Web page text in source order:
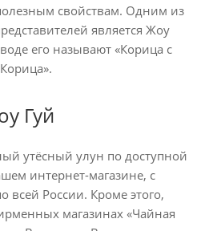
свойствам. Одним из
является Жоу
его называют «Корица с
Гуй
утёсный улун по доступной
интернет-магазине, с
всей России. Кроме этого,
магазинах «Чайная